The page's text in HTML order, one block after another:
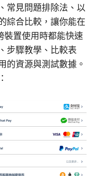
常見問題排除法、以
綜合比較，讓你能在
置使用時都能快速
步驟教學、比較表
的資源與測試數據。